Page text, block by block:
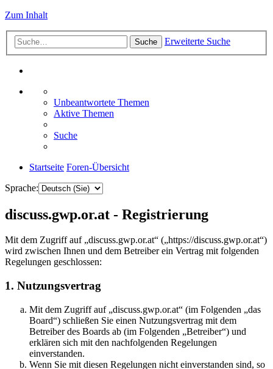
Zum Inhalt
Suche Erweiterte Suche
Unbeantwortete Themen
Aktive Themen
Suche
Startseite Foren-Übersicht
Sprache:
discuss.gwp.or.at - Registrierung
Mit dem Zugriff auf „discuss.gwp.or.at“ („https://discuss.gwp.or.at“)
wird zwischen Ihnen und dem Betreiber ein Vertrag mit folgenden
Regelungen geschlossen:
1. Nutzungsvertrag
Mit dem Zugriff auf „discuss.gwp.or.at“ (im Folgenden „das
Board“) schließen Sie einen Nutzungsvertrag mit dem
Betreiber des Boards ab (im Folgenden „Betreiber“) und
erklären sich mit den nachfolgenden Regelungen
einverstanden.
Wenn Sie mit diesen Regelungen nicht einverstanden sind, so